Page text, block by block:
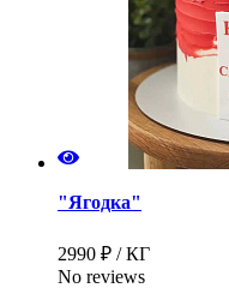
"Ягодка"
2990 ₽ / КГ
No reviews